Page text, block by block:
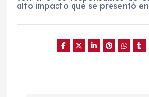
alto impacto que se presentó